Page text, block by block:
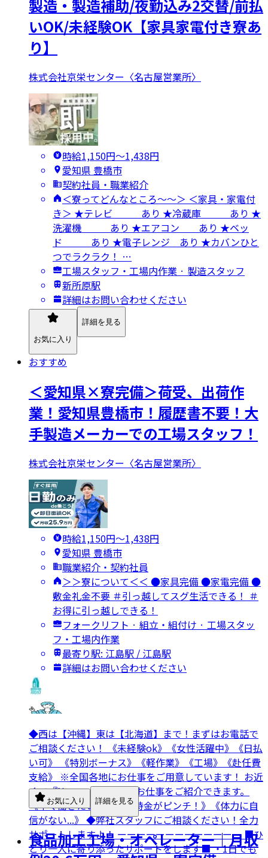
製造・製造補助/夜勤込み2交替/前払
いOK/未経験OK【家具家電付き寮あ
り】
株式会社京栄センター〈名古屋営業所〉
時給1,150円〜1,438円
愛知県 豊橋市
契約社員・職業紹介
＜寮ってどんなところ～～＞ ＜家具・家電付
き＞ ★テレビ あり ★冷蔵庫 あり ★
洗濯機 あり ★エアコン あり ★ベッ
ド あり ★電子レンジ あり ★カバンひと
つでラクラク！ …
工場スタッフ・工場内作業 · 製造スタッフ
新所原駅
詳細はお問い合わせください
お気に入り
詳細を見る
おすすめ
＜愛知県×寮完備＞荷受、出荷作
業！愛知県豊橋市！履歴書不要！大
手製造メーカーでの工場スタッフ！
株式会社京栄センター〈名古屋営業所〉
時給1,150円〜1,438円
愛知県 豊橋市
職業紹介・契約社員
＞＞寮について＜＜ ●家具完備 ●家電完備 ●
敷金礼金不要 ＃引っ越してスグ生活できる！ ＃
お得に引っ越しできる！
フォークリフト · 組立・組付け · 工場スタッ
フ・工場内作業
最寄り駅: 江島駅 / 江島駅
詳細はお問い合わせください
◆西は【沖縄】東は【北海道】まで！まずはお電話で
ご相談ください！ 《未経験ok》《女性活躍中》《日払
い可》 《特別ボーナス》《軽作業》《工場》《赴任費
支給》 ※全国各地にお仕事をご用意しています！ お近
くで『Now』『今』熱いお仕事をご紹介できます。
《早く働きたい！》《所持金がピンチ！》《体力に自
信がない...》 ◆弊社スタッフにご相談ください！全力
サポートしますよ！ ーーーーーーーーーーーーー ■ひ
とり一人に寄り添ったサポートをします■ ・1日でも
お気に入り 詳細を見る
食品加工工場・オペレーター｜月収